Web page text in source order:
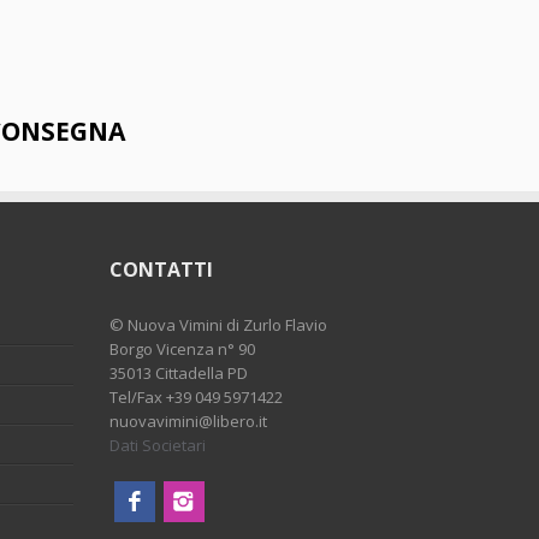
CONTATTI
© Nuova Vimini di Zurlo Flavio
Borgo Vicenza n° 90
35013 Cittadella PD
Tel/Fax +39 049 5971422
nuovavimini@libero.it
Dati Societari